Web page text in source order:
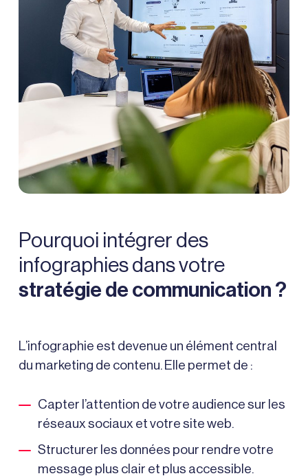
Pourquoi intégrer des
infographies dans votre
stratégie de communication ?
L’infographie est devenue un élément central
du marketing de contenu. Elle permet de :
Capter l’attention de votre audience sur les
réseaux sociaux et votre site web.
Structurer les données pour rendre votre
message plus clair et plus accessible.